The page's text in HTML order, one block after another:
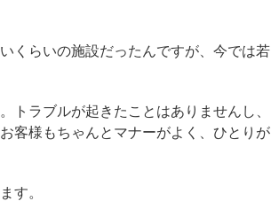
くらいの施設だったんですが、今では若
ラブルが起きたことはありませんし、
客様もちゃんとマナーがよく、ひとりが
す。